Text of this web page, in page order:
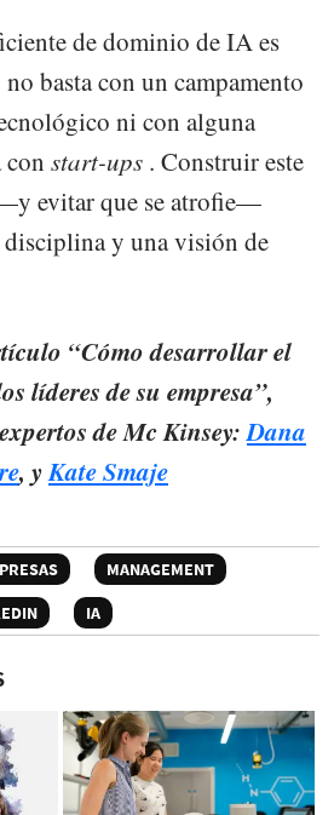
de dominio de IA es
basta con un campamento
ni con alguna
con start-ups . Construir este
evitar que se atrofie—
y una visión de
“Cómo desarrollar el
líderes de su empresa”,
de Mc Kinsey:Dana
, yKate Smaje
MANAGEMENT
IA